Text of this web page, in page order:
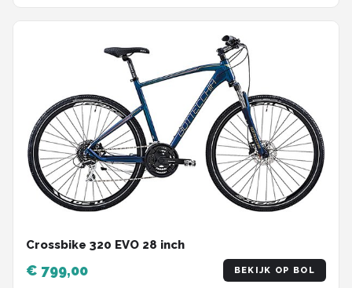
Crossbike 320 EVO 28 inch
€ 799,00 BEKIJK OP BOL